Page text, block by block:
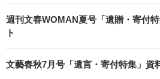
週刊文春WOMAN夏号「遺贈・寄付
ト
文藝春秋7月号「遺言・寄付特集」資